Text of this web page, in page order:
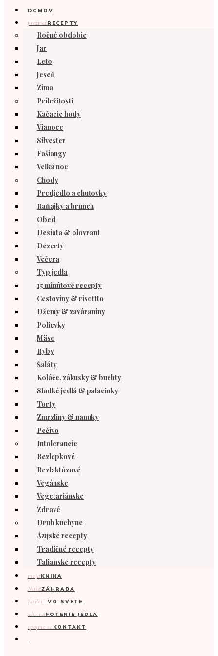
DOMOV
prezrieťRECEPTY
Ročné obdobie
Jar
Leto
Jeseň
Zima
Príležitosti
Kačacie hody
Vianoce
Silvester
Fašiangy
Veľká noc
Chody
Predjedlo a chuťovky
Raňajky a brunch
Obed
Desiata & olovrant
Dezerty
Večera
Typ jedla
15 minútové recepty
Cestoviny & risottto
Džemy & zaváraniny
Polievky
Mäso
Ryby
Šaláty
Koláče, zákusky & buchty
Sladké jedlá & palacinky
Torty
Zmrzliny & nanuky
Pečivo
Intolerancie
Bezlepkové
Bezlaktózové
Vegánske
Vegetariánske
Zdravé
Druh kuchyne
Ázijské recepty
Tradičné recepty
Talianske recepty
moja KNIHA
Naša ZÁHRADA
LaPetitVO SVETE
ako na FOTENIE JEDLA
spojme sa KONTAKT